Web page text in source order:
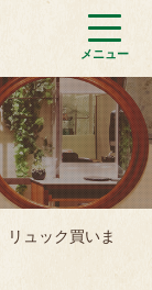
リュック買いま